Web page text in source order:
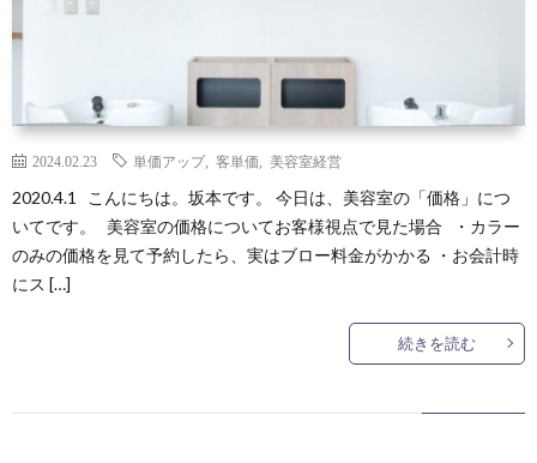
2024.02.23 単価アップ, 客単価 美容室経営
2020.4.1 こんにちは。坂本です。 今日は、美容室の「価格」につ
いてです。 美容室の価格についてお客様視点で見た場合 ・カラー
のみの価格を見て予約したら、実はブロー料金がかかる ・お会計時
にス […]
続きを読む